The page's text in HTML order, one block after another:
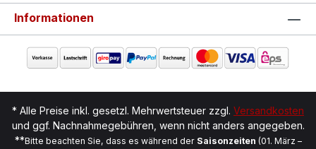
Informationen
* Alle Preise inkl. gesetzl. Mehrwertsteuer zzgl. Versandkosten
und ggf. Nachnahmegebühren, wenn nicht anders angegeben.
**Bitte beachten Sie, dass es während der Saisonzeiten (01. März –